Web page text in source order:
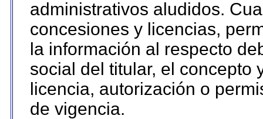
administrativos aludidos.
concesiones y licencias,
la información al respecto
social del titular, el concepto
licencia, autorización o
de vigencia.